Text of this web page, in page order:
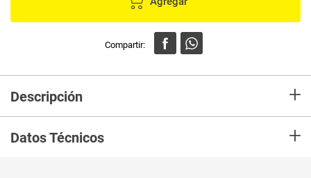
Descripción +
Datos Técnicos +